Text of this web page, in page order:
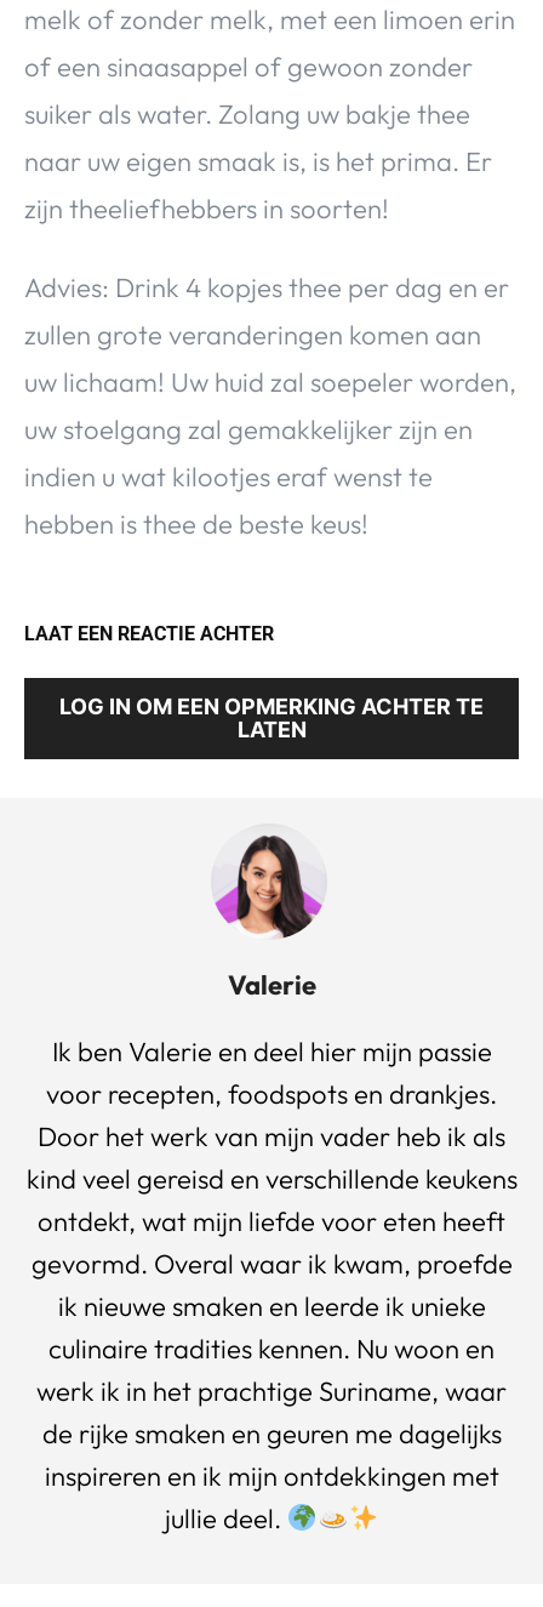
melk of zonder melk, met een limoen erin
of een sinaasappel of gewoon zonder
suiker als water. Zolang uw bakje thee
naar uw eigen smaak is, is het prima. Er
zijn theeliefhebbers in soorten!
Advies: Drink 4 kopjes thee per dag en er
zullen grote veranderingen komen aan
uw lichaam! Uw huid zal soepeler worden,
uw stoelgang zal gemakkelijker zijn en
indien u wat kilootjes eraf wenst te
hebben is thee de beste keus!
LAAT EEN REACTIE ACHTER
LOG IN OM EEN OPMERKING ACHTER TE
LATEN
Valerie
Ik ben Valerie en deel hier mijn passie
voor recepten, foodspots en drankjes.
Door het werk van mijn vader heb ik als
kind veel gereisd en verschillende keukens
ontdekt, wat mijn liefde voor eten heeft
gevormd. Overal waar ik kwam, proefde
ik nieuwe smaken en leerde ik unieke
culinaire tradities kennen. Nu woon en
werk ik in het prachtige Suriname, waar
de rijke smaken en geuren me dagelijks
inspireren en ik mijn ontdekkingen met
jullie deel.